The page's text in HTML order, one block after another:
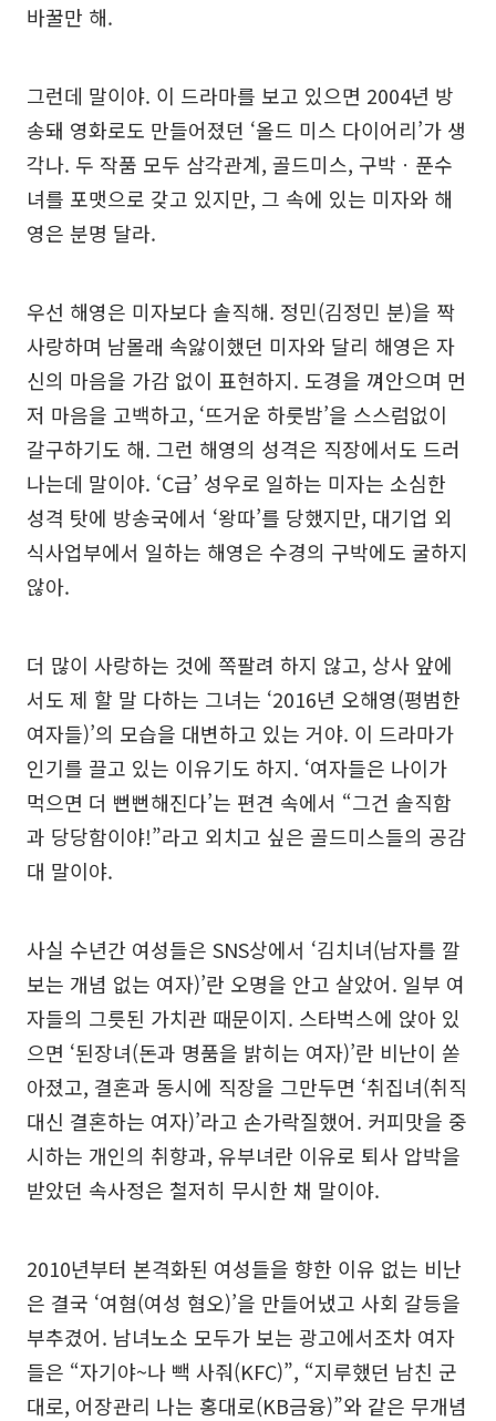
바꿀만 해.
그런데 말이야. 이 드라마를 보고 있으면 2004년 방
송돼 영화로도 만들어졌던 ‘올드 미스 다이어리’가 생
각나. 두 작품 모두 삼각관계, 골드미스, 구박ㆍ푼수
녀를 포맷으로 갖고 있지만, 그 속에 있는 미자와 해
영은 분명 달라.
우선 해영은 미자보다 솔직해. 정민(김정민 분)을 짝
사랑하며 남몰래 속앓이했던 미자와 달리 해영은 자
신의 마음을 가감 없이 표현하지. 도경을 껴안으며 먼
저 마음을 고백하고, ‘뜨거운 하룻밤’을 스스럼없이
갈구하기도 해. 그런 해영의 성격은 직장에서도 드러
나는데 말이야. ‘C급’ 성우로 일하는 미자는 소심한
성격 탓에 방송국에서 ‘왕따’를 당했지만, 대기업 외
식사업부에서 일하는 해영은 수경의 구박에도 굴하지
않아.
더 많이 사랑하는 것에 쪽팔려 하지 않고, 상사 앞에
서도 제 할 말 다하는 그녀는 ‘2016년 오해영(평범한
여자들)’의 모습을 대변하고 있는 거야. 이 드라마가
인기를 끌고 있는 이유기도 하지. ‘여자들은 나이가
먹으면 더 뻔뻔해진다’는 편견 속에서 “그건 솔직함
과 당당함이야!”라고 외치고 싶은 골드미스들의 공감
대 말이야.
사실 수년간 여성들은 SNS상에서 ‘김치녀(남자를 깔
보는 개념 없는 여자)’란 오명을 안고 살았어. 일부 여
자들의 그릇된 가치관 때문이지. 스타벅스에 앉아 있
으면 ‘된장녀(돈과 명품을 밝히는 여자)’란 비난이 쏟
아졌고, 결혼과 동시에 직장을 그만두면 ‘취집녀(취직
대신 결혼하는 여자)’라고 손가락질했어. 커피맛을 중
시하는 개인의 취향과, 유부녀란 이유로 퇴사 압박을
받았던 속사정은 철저히 무시한 채 말이야.
2010년부터 본격화된 여성들을 향한 이유 없는 비난
은 결국 ‘여혐(여성 혐오)’을 만들어냈고 사회 갈등을
부추겼어. 남녀노소 모두가 보는 광고에서조차 여자
들은 “자기야~나 빽 사줘(KFC)”, “지루했던 남친 군
대로, 어장관리 나는 홍대로(KB금융)”와 같은 무개념